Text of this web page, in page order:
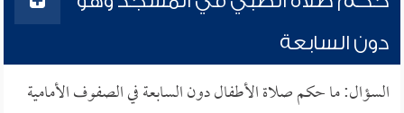
دون السابعة
السؤال: ما حكم صلاة الأطفال دون السابعة في الصفوف الأمامية